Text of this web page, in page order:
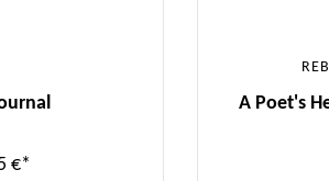
€*
A Poet's